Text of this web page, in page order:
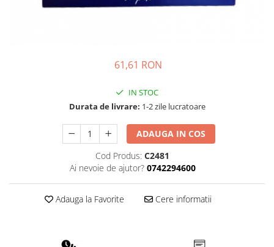
Pliculete Zahar si Miere
Aparate SH
61,61 RON
IN STOC
Durata de livrare: 1-2 zile lucratoare
ADAUGA IN COS
Cod Produs: C2481
Ai nevoie de ajutor? 0742294600
Adauga la Favorite Cere informatii